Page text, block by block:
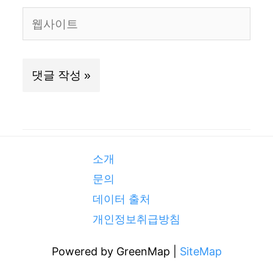
일
웹
사
트
소개
문의
데이터 출처
개인정보취급방침
Powered by GreenMap | SiteMap